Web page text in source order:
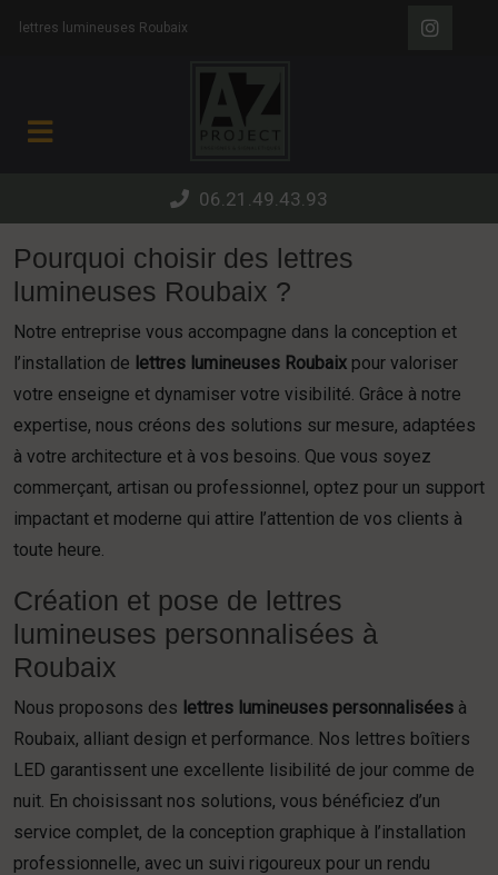
lettres lumineuses Roubaix
06.21.49.43.93
Pourquoi choisir des lettres
lumineuses Roubaix ?
Notre entreprise vous accompagne dans la conception et
l’installation de lettres lumineuses Roubaix pour valoriser
votre enseigne et dynamiser votre visibilité. Grâce à notre
expertise, nous créons des solutions sur mesure, adaptées
à votre architecture et à vos besoins. Que vous soyez
commerçant, artisan ou professionnel, optez pour un support
impactant et moderne qui attire l’attention de vos clients à
toute heure.
Création et pose de lettres
lumineuses personnalisées à
Roubaix
Nous proposons des lettres lumineuses personnalisées à
Roubaix, alliant design et performance. Nos lettres boîtiers
LED garantissent une excellente lisibilité de jour comme de
nuit. En choisissant nos solutions, vous bénéficiez d’un
service complet, de la conception graphique à l’installation
professionnelle, avec un suivi rigoureux pour un rendu